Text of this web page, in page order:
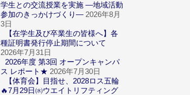
学生との交流授業を実施 ―地域活動
参加のきっかけづくり― 2026年8月
3日
【在学生及び卒業生の皆様へ】各
種証明書発行停止期間について
2026年7月31日
2026年度 第3回 オープンキャンパ
ス レポート★ 2026年7月30日
【体育会】目指せ、2028ロス五輪
🔥7月29日㈬ウエイトリフティング